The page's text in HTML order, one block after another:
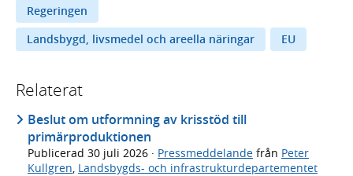
Regeringen
Landsbygd, livsmedel och areella näringar
EU
Relaterat
Beslut om utformning av krisstöd till
primärproduktionen
Publicerad 30 juli 2026 · Pressmeddelande från Peter
Kullgren, Landsbygds- och infrastrukturdepartementet